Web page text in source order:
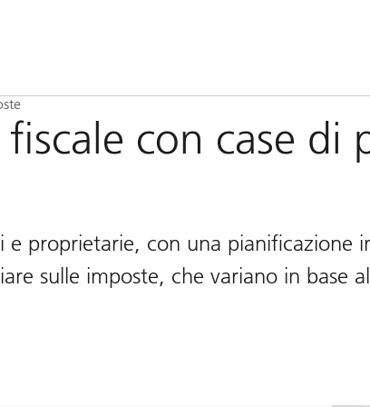
con case di
e proprietarie, con una pianificazione
sulle imposte, che variano in base